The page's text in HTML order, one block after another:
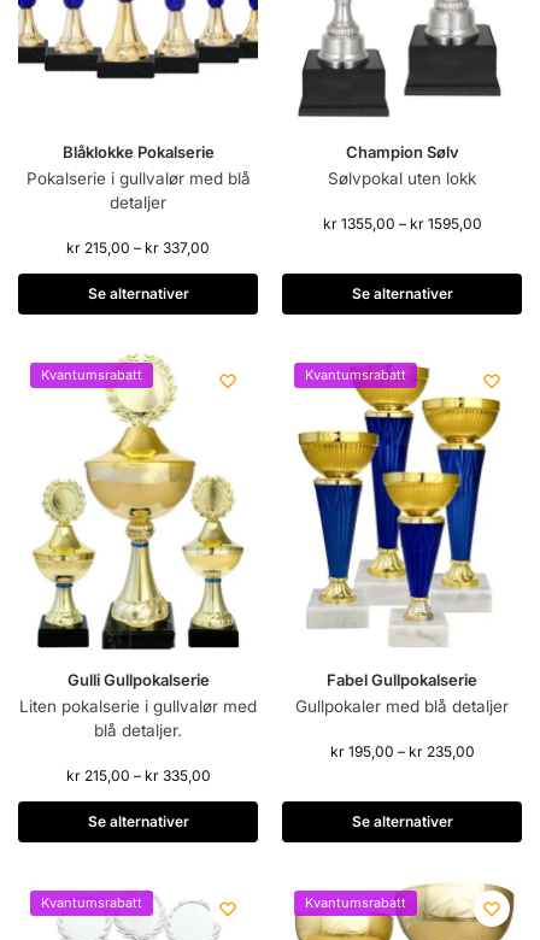
Blåklokke Pokalserie
Pokalserie i gullvalør med blå
detaljer
kr 215,00 – kr 337,00
Se alternativer
Champion Sølv
Sølvpokal uten lokk
kr1355,00 – kr1595,00
Se alternativer
Kvantumsrabatt
Gulli Gullpokalserie
Liten pokalserie i gullvalør med
blå detaljer.
kr215,00 – kr335,00
Se alternativer
Kvantumsrabatt
Fabel Gullpokalserie
Gullpokaler med blå detaljer
kr195,00 – kr235,00
Se alternativer
Kvantumsrabatt Kvantumsrabatt